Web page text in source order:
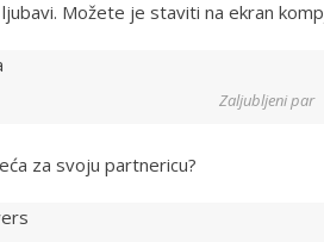
Možete je staviti na ekran
Zaljubljeni par
za svoju partnericu?